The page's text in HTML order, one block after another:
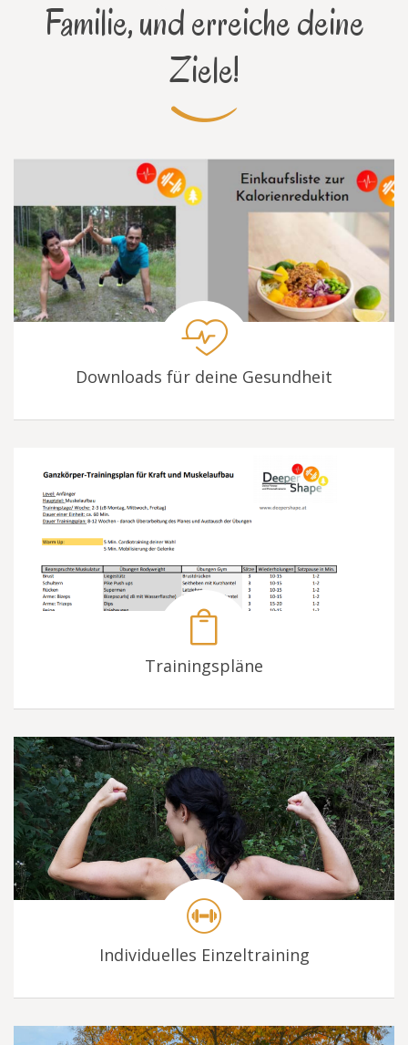
Familie, und erreiche deine
Ziele!
Downloads für deine Gesundheit
Trainingspläne
Individuelles Einzeltraining